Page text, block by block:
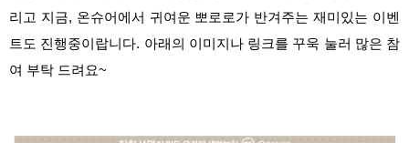
리고 지금, 온슈어에서 귀여운 뽀로로가 반겨주는 재미있는 이벤
트도 진행중이랍니다. 아래의 이미지나 링크를 꾸욱 눌러 많은 참
여 부탁 드려요~